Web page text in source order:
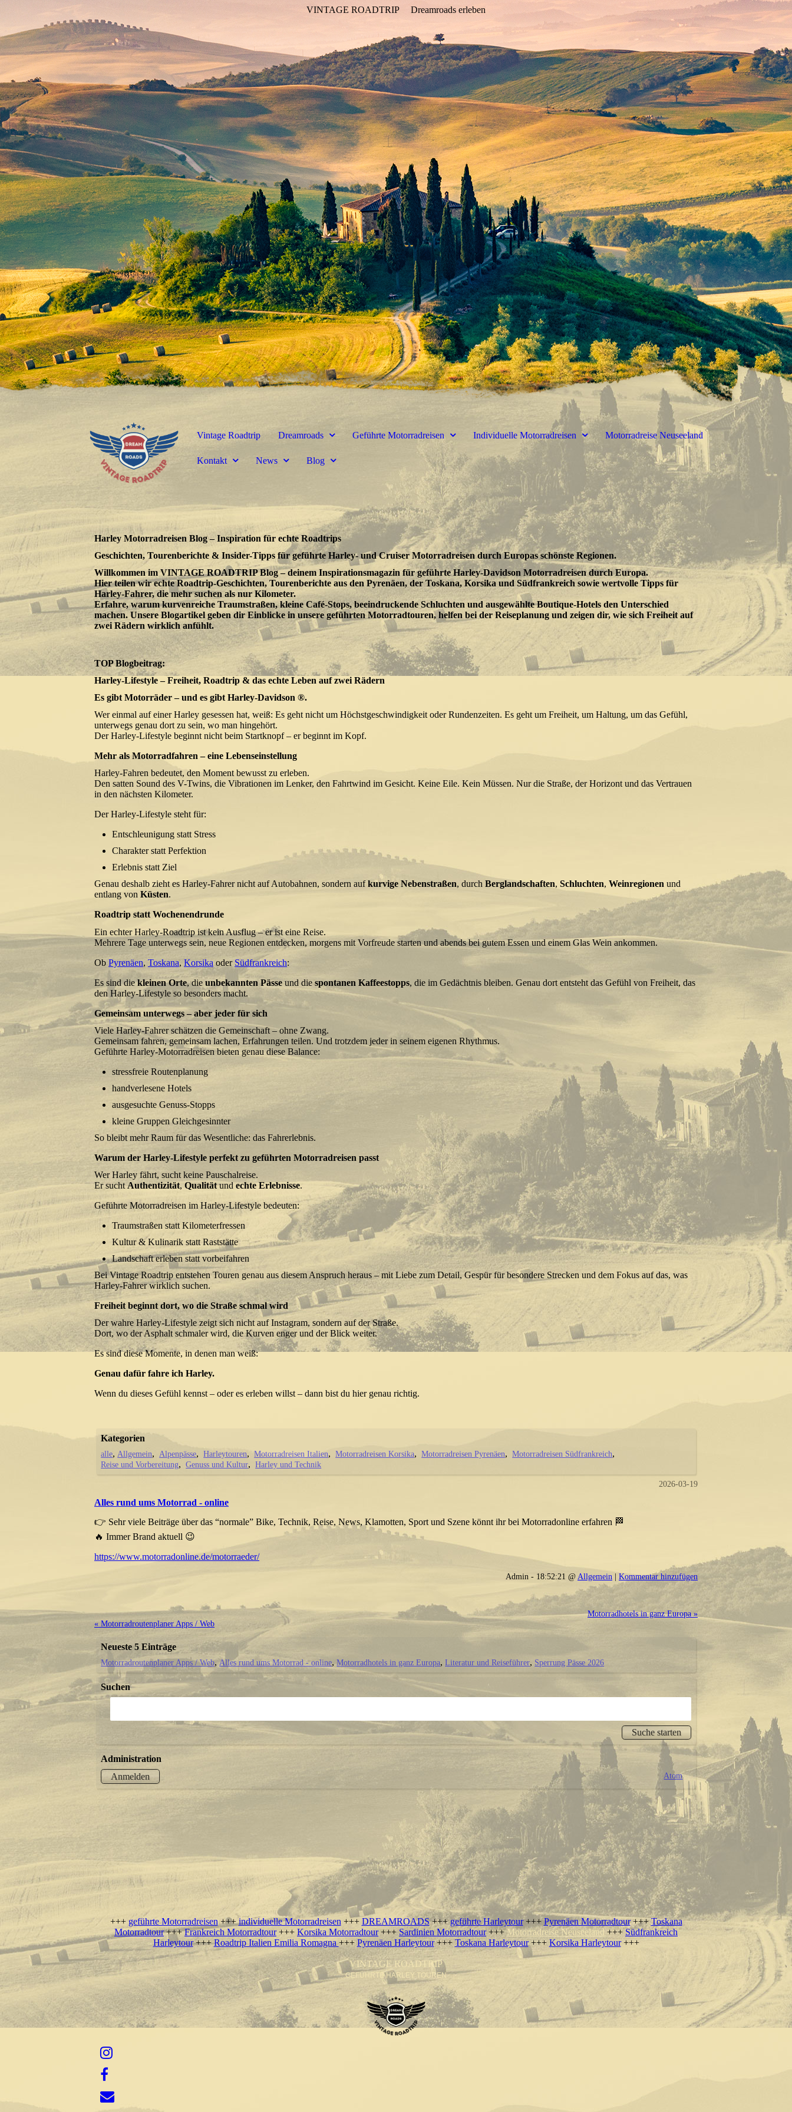
VINTAGE ROADTRIP Dreamroads erleben
Vintage Roadtrip Dreamroads Geführte Motorradreisen Individuelle Motorradreisen Motorradreise Neuseeland
Kontakt News Blog
Harley Motorradreisen Blog – Inspiration für echte Roadtrips
Geschichten, Tourenberichte & Insider-Tipps für geführte Harley- und Cruiser Motorradreisen durch Europas schönste Regionen.
Willkommen im VINTAGE ROADTRIP Blog – deinem Inspirationsmagazin für geführte Harley-Davidson Motorradreisen durch Europa.
Hier teilen wir echte Roadtrip-Geschichten, Tourenberichte aus den Pyrenäen, der Toskana, Korsika und Südfrankreich sowie wertvolle Tipps für
Harley-Fahrer, die mehr suchen als nur Kilometer.
Erfahre, warum kurvenreiche Traumstraßen, kleine Café-Stops, beeindruckende Schluchten und ausgewählte Boutique-Hotels den Unterschied
machen. Unsere Blogartikel geben dir Einblicke in unsere geführten Motorradtouren, helfen bei der Reiseplanung und zeigen dir, wie sich Freiheit auf
zwei Rädern wirklich anfühlt.
TOP Blogbeitrag:
Harley-Lifestyle – Freiheit, Roadtrip & das echte Leben auf zwei Rädern
Es gibt Motorräder – und es gibt Harley-Davidson ®.
Wer einmal auf einer Harley gesessen hat, weiß: Es geht nicht um Höchstgeschwindigkeit oder Rundenzeiten. Es geht um Freiheit, um Haltung, um das Gefühl,
unterwegs genau dort zu sein, wo man hingehört.
Der Harley-Lifestyle beginnt nicht beim Startknopf – er beginnt im Kopf.
Mehr als Motorradfahren – eine Lebenseinstellung
Harley-Fahren bedeutet, den Moment bewusst zu erleben.
Den satten Sound des V-Twins, die Vibrationen im Lenker, den Fahrtwind im Gesicht. Keine Eile. Kein Müssen. Nur die Straße, der Horizont und das Vertrauen
in den nächsten Kilometer.
Der Harley-Lifestyle steht für:
Entschleunigung statt Stress
Charakter statt Perfektion
Erlebnis statt Ziel
Genau deshalb zieht es Harley-Fahrer nicht auf Autobahnen, sondern aufkurvige Nebenstraßen, durch Berglandschaften, Schluchten, Weinregionen und
entlang von Küsten.
Roadtrip statt Wochenendrunde
Ein echter Harley-Roadtrip ist kein Ausflug – er ist eine Reise.
Mehrere Tage unterwegs sein, neue Regionen entdecken, morgens mit Vorfreude starten und abends bei gutem Essen und einem Glas Wein ankommen.
Ob Pyrenäen, Toskana,Korsika oder Südfrankreich:
Es sind diekleinen Orte, die unbekannten Pässe und die spontanen Kaffeestopps, die im Gedächtnis bleiben. Genau dort entsteht das Gefühl von Freiheit, das
den Harley-Lifestyle so besonders macht.
Gemeinsam unterwegs – aber jeder für sich
Viele Harley-Fahrer schätzen die Gemeinschaft – ohne Zwang.
Gemeinsam fahren, gemeinsam lachen, Erfahrungen teilen. Und trotzdem jeder in seinem eigenen Rhythmus.
Geführte Harley-Motorradreisen bieten genau diese Balance:
stressfreie Routenplanung
handverlesene Hotels
ausgesuchte Genuss-Stopps
kleine Gruppen Gleichgesinnter
So bleibt mehr Raum für das Wesentliche: das Fahrerlebnis.
Warum der Harley-Lifestyle perfekt zu geführten Motorradreisen passt
Wer Harley fährt, sucht keine Pauschalreise.
Er suchtAuthentizität, Qualitätundechte Erlebnisse.
Geführte Motorradreisen im Harley-Lifestyle bedeuten:
Traumstraßen statt Kilometerfressen
Kultur & Kulinarik statt Raststätte
Landschaft erleben statt vorbeifahren
Bei Vintage Roadtrip entstehen Touren genau aus diesem Anspruch heraus – mit Liebe zum Detail, Gespür für besondere Strecken und dem Fokus auf das, was
Harley-Fahrer wirklich suchen.
Freiheit beginnt dort, wo die Straße schmal wird
Der wahre Harley-Lifestyle zeigt sich nicht auf Instagram, sondern auf der Straße.
Dort, wo der Asphalt schmaler wird, die Kurven enger und der Blick weiter.
Es sind diese Momente, in denen man weiß:
Genau dafür fahre ich Harley.
Wenn du dieses Gefühl kennst – oder es erleben willst – dann bist du hier genau richtig.
Kategorien
alle Allgemein Alpenpässe Harleytouren Motorradreisen Italien Motorradreisen Korsika Motorradreisen Pyrenäen
Motorradreisen Südfrankreich
Reise und Vorbereitung
Genuss und Kultur Harley und Technik
2026-03-19
Alles rund ums Motorrad - online
👉 Sehr viele Beiträge über das “normale” Bike, Technik, Reise, News, Klamotten, Sport und Szene könnt ihr bei Motorradonline erfahren 🏁
🔥 Immer Brand aktuell 😉
https://www.motorradonline.de/motorraeder/
Admin - 18:52:21 @ Allgemein | Kommentar hinzufügen
Motorradhotels in ganz Europa »
« Motorradroutenplaner Apps / Web
Neueste 5 Einträge
Motorradroutenplaner Apps / Web Alles rund ums Motorrad - online Motorradhotels in ganz Europa Literatur und Reiseführer Sperrung Pässe 2026
Suchen
Administration
Anmelden
Atom
+++ geführte Motorradreisen+++individuelle Motorradreisen +++ DREAMROADS+++geführte Harleytour+++Pyrenäen Motorradtour+++Toskana
Motorradtour+++Frankreich Motorradtour+++ Korsika Motorradtour+++ Sardinien Motorradtour+++Motorradreise Neuseeland +++Südfrankreich
Harleytour+++Roadtrip Italien Emilia Romagna+++ Pyrenäen Harleytour+++ Toskana Harleytour+++ Korsika Harleytour+++
VINTAGE ROADTRIP
GEFÜHRTE HARLEY TOUREN